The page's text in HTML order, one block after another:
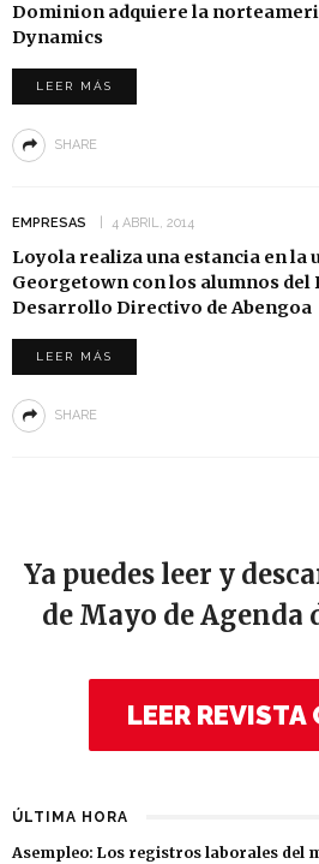
Dominion adquiere la
Dynamics
LEER MÁS
SHARE
EMPRESAS 4 ABRIL, 2014
Loyola realiza una estancia en la
Georgetown con los alumnos del
Desarrollo Directivo de Abengoa
LEER MÁS
SHARE
Ya puedes leer y
de Mayo de Agenda
LEER REVISTA
ÚLTIMA HORA
Asempleo: Los registros laborales del